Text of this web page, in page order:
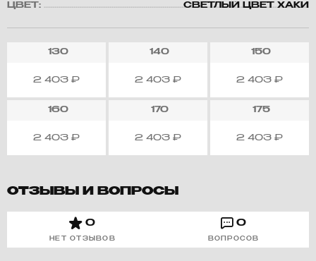
ЦВЕТ: СВЕТЛЫЙ ЦВЕТ ХАКИ
130
2 403 ₽
140
2 403 ₽
150
2 403 ₽
160
2 403 ₽
170
2 403 ₽
175
2 403 ₽
ОТЗЫВЫ И ВОПРОСЫ
0
НЕТ ОТЗЫВОВ
0
ВОПРОСОВ